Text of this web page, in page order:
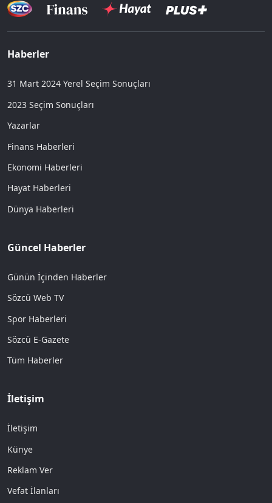
Haberler
31 Mart 2024 Yerel Seçim Sonuçları
2023 Seçim Sonuçları
Yazarlar
Finans Haberleri
Ekonomi Haberleri
Hayat Haberleri
Dünya Haberleri
Güncel Haberler
Günün İçinden Haberler
Sözcü Web TV
Spor Haberleri
Sözcü E-Gazete
Tüm Haberler
İletişim
İletişim
Künye
Reklam Ver
Vefat İlanları